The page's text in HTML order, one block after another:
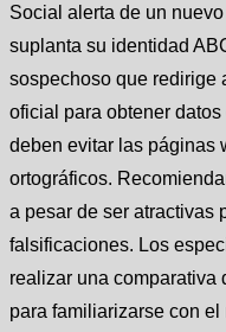
Social alerta de un
suplanta su identidad
sospechoso que redirige
oficial para obtener
deben evitar las páginas
ortográficos.
a pesar de ser atractivas
falsificaciones. Los
realizar una comparativa
para familiarizarse con